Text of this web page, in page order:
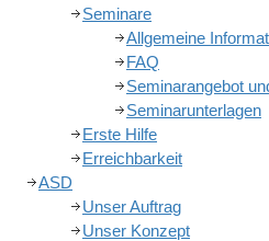
Seminare
Allgemeine
FAQ
Seminarangebot
Seminarunterlagen
Erste Hilfe
Erreichbarkeit
ASD
Unser Auftrag
Unser Konzept